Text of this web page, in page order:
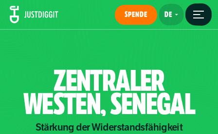
SPENDE
ZENTRALER
WESTEN,SENEGAL
Stärkung der Widerstandsfähigkeit